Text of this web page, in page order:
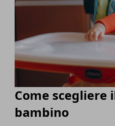
Come scegliere
bambino